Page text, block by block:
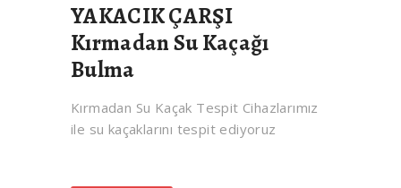
YAKACIK ÇARŞI
Kırmadan Su Kaçağı
Bulma
Kırmadan Su Kaçak Tespit Cihazlarımız
ile su kaçaklarını tespit ediyoruz